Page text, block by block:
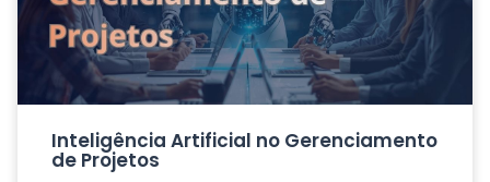
Inteligência Artificial no Gerenciamento
de Projetos